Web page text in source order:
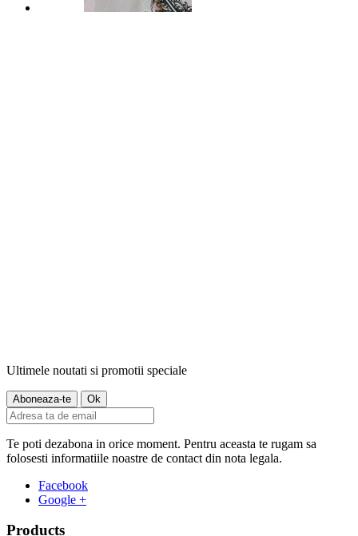
Ultimele noutati si promotii speciale
Te poti dezabona in orice moment. Pentru aceasta te rugam sa
folosesti informatiile noastre de contact din nota legala.
Facebook
Google +
Products